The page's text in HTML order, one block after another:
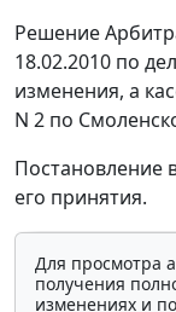
Решение
18.02.2010 по
изменения, а
N 2 по
Постановление
его принятия.
Для просмотра
получения
изменениях и